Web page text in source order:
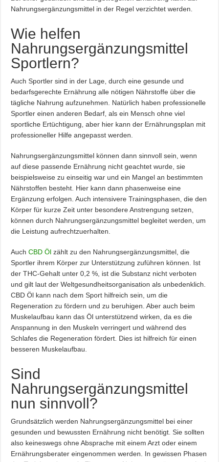
Nahrungsergänzungsmittel in der Regel verzichtet werden.
Wie helfen
Nahrungsergänzungsmittel
Sportlern?
Auch Sportler sind in der Lage, durch eine gesunde und
bedarfsgerechte Ernährung alle nötigen Nährstoffe über die
tägliche Nahrung aufzunehmen. Natürlich haben professionelle
Sportler einen anderen Bedarf, als ein Mensch ohne viel
sportliche Ertüchtigung, aber hier kann der Ernährungsplan mit
professioneller Hilfe angepasst werden.
Nahrungsergänzungsmittel können dann sinnvoll sein, wenn
auf diese passende Ernährung nicht geachtet wurde, sie
beispielsweise zu einseitig war und ein Mangel an bestimmten
Nährstoffen besteht. Hier kann dann phasenweise eine
Ergänzung erfolgen. Auch intensivere Trainingsphasen, die den
Körper für kurze Zeit unter besondere Anstrengung setzen,
können durch Nahrungsergänzungsmittel begleitet werden, um
die Leistung aufrechtzuerhalten.
AuchCBD Öl zählt zu den Nahrungsergänzungsmittel, die
Sportler ihrem Körper zur Unterstützung zuführen können. Ist
der THC-Gehalt unter 0,2 %, ist die Substanz nicht verboten
und gilt laut der Weltgesundheitsorganisation als unbedenklich.
CBD Öl kann nach dem Sport hilfreich sein, um die
Regeneration zu fördern und zu beruhigen. Aber auch beim
Muskelaufbau kann das Öl unterstützend wirken, da es die
Anspannung in den Muskeln verringert und während des
Schlafes die Regeneration fördert. Dies ist hilfreich für einen
besseren Muskelaufbau.
Sind
Nahrungsergänzungsmittel
nun sinnvoll?
Grundsätzlich werden Nahrungsergänzungsmittel bei einer
gesunden und bewussten Ernährung nicht benötigt. Sie sollten
also keineswegs ohne Absprache mit einem Arzt oder einem
Ernährungsberater eingenommen werden. In gewissen Phasen